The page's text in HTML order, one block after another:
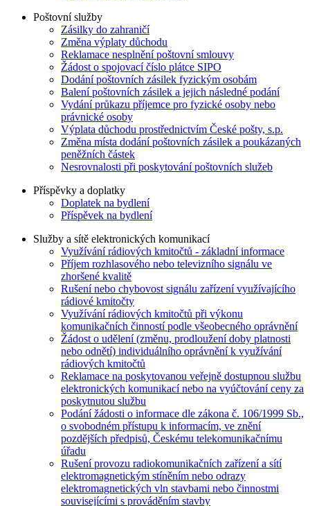
Poštovní služby
Zásilky do zahraničí
Změna výplaty důchodu
Reklamace nesplnění poštovní smlouvy
Žádost o spojovací číslo plátce SIPO
Dodání poštovních zásilek fyzickým osobám
Balení poštovních zásilek a jejich následné podání
Vydání průkazu příjemce pro fyzické osoby nebo
právnické osoby
Výplata důchodu prostřednictvím České pošty, s.p.
Změna místa dodání poštovních zásilek a poukázaných
peněžních částek
Nesrovnalosti při poskytování poštovních služeb
Příspěvky a doplatky
Doplatek na bydlení
Příspěvek na bydlení
Služby a sítě elektronických komunikací
Využívání rádiových kmitočtů - základní informace
Příjem rozhlasového nebo televizního signálu ve
zhoršené kvalitě
Rušení nebo chybovost signálu zařízení využívajícího
rádiové kmitočty
Využívání rádiových kmitočtů při výkonu
komunikačních činností podle všeobecného oprávnění
Žádost o udělení (změnu, prodloužení doby platnosti
nebo odnětí) individuálního oprávnění k využívání
rádiových kmitočtů
Reklamace na poskytovanou veřejně dostupnou službu
elektronických komunikací nebo na vyúčtování ceny za
poskytnutou službu
Podání žádosti o informace dle zákona č. 106/1999 Sb.,
o svobodném přístupu k informacím, ve znění
pozdějších předpisů, Českému telekomunikačnímu
úřadu
Rušení provozu radiokomunikačních zařízení a sítí
elektromagnetickým stíněním nebo odrazy
elektromagnetických vln stavbami nebo činnostmi
souvisejícími s prováděním stavby